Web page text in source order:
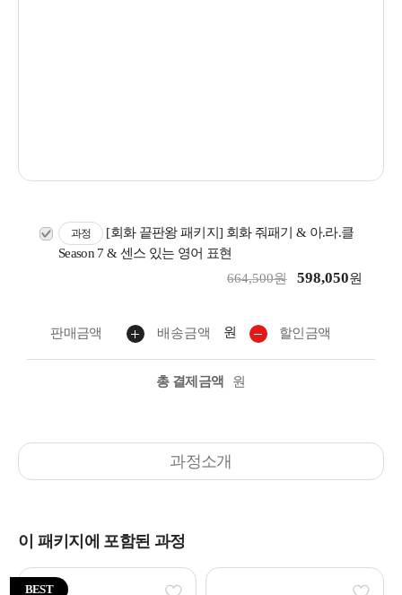
과정
[회화 끝판왕 패키지] 회화 줘패기 & 아.라.클
Season 7 & 센스 있는 영어 표현
664,500원
598,050원
판매금액 배송금액 원 할인금액
총 결제금액 원
과정소개
이 패키지에 포함된 과정
BEST